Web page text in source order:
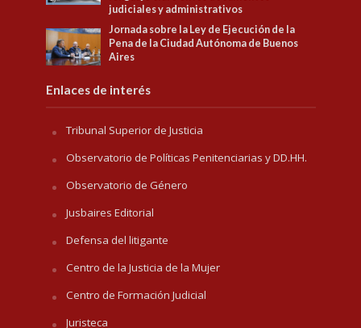
judiciales y administrativos
Jornada sobre la Ley de Ejecución de la
Pena de la Ciudad Autónoma de Buenos
Aires
Enlaces de interés
Tribunal Superior de Justicia
Observatorio de Políticas Penitenciarias y DD.HH.
Observatorio de Género
Jusbaires Editorial
Defensa del litigante
Centro de la Justicia de la Mujer
Centro de Formación Judicial
Juristeca